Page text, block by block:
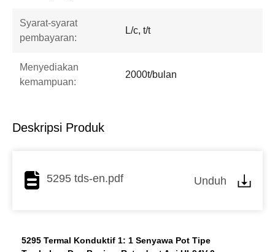
Syarat-syarat
pembayaran:
L/c, t/t
Menyediakan
kemampuan:
2000t/bulan
Deskripsi Produk
5295 tds-en.pdf Unduh
5295 Termal Konduktif 1: 1 Senyawa Pot Tipe